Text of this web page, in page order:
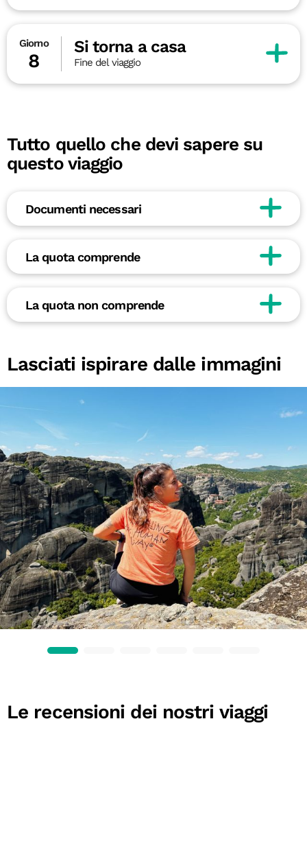
Giorno
8
Si torna a casa
Fine del viaggio
Tutto quello che devi sapere su
questo viaggio
Documenti necessari
La quota comprende
La quota non comprende
Lasciati ispirare dalle immagini
Le recensioni dei nostri viaggi